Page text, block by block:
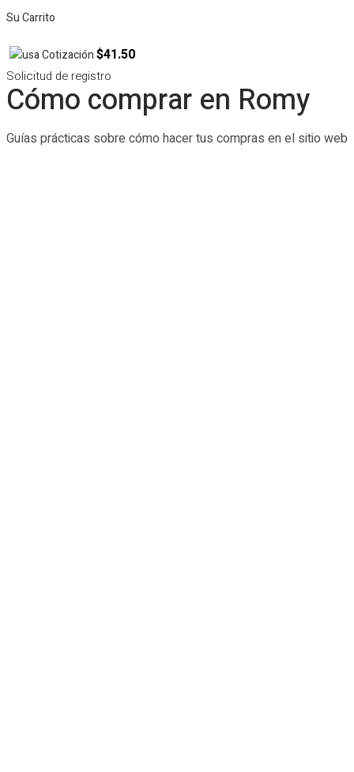
Su Carrito
Cotización$41.50
Solicitud de registro
Cómo comprar en Romy
Guías prácticas sobre cómo hacer tus compras en el sitio web